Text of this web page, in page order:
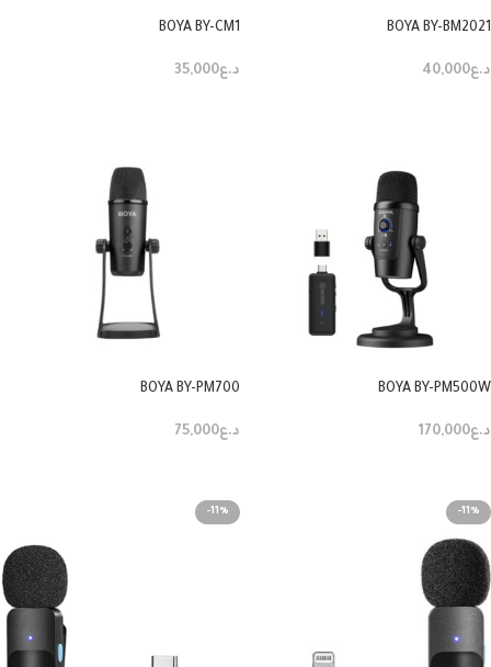
BOYA BY-BM2021
د.ع40,000
BOYA BY-CM1
د.ع35,000
BOYA BY-PM500W
د.ع170,000
BOYA BY-PM700
د.ع75,000
-11%
-11%